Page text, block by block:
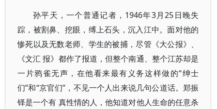
孙平天，一个普通记者，1946年3月25日晚失
踪，被割鼻、挖眼，缚上石头，沉入江中。面对他的
惨死以及无数老师、学生的被捕，尽管《大公报》、
《文汇 报》都作了报道，但整个南通、整个江苏却是
一片鸦雀无声，在他看来最有义务这样做的“绅士
们”和“京官们”，不见一个人出来说几句公道话。郑振
铎是一个有 真性情的人，他知道对他人生命的任意杀